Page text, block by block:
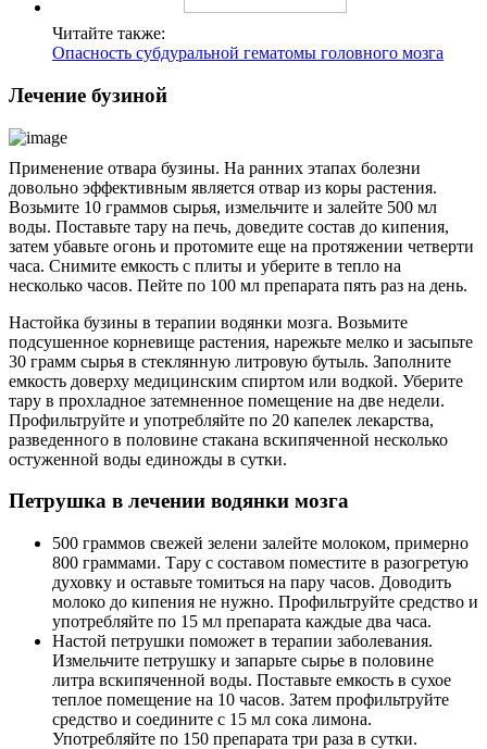
Читайте также:
Опасность субдуральной гематомы головного мозга
Лечение бузиной
Применение отвара бузины. На ранних этапах болезни
довольно эффективным является отвар из коры растения.
Возьмите 10 граммов сырья, измельчите и залейте 500 мл
воды. Поставьте тару на печь, доведите состав до кипения,
затем убавьте огонь и протомите еще на протяжении четверти
часа. Снимите емкость с плиты и уберите в тепло на
несколько часов. Пейте по 100 мл препарата пять раз на день.
Настойка бузины в терапии водянки мозга. Возьмите
подсушенное корневище растения, нарежьте мелко и засыпьте
30 грамм сырья в стеклянную литровую бутыль. Заполните
емкость доверху медицинским спиртом или водкой. Уберите
тару в прохладное затемненное помещение на две недели.
Профильтруйте и употребляйте по 20 капелек лекарства,
разведенного в половине стакана вскипяченной несколько
остуженной воды единожды в сутки.
Петрушка в лечении водянки мозга
500 граммов свежей зелени залейте молоком, примерно
800 граммами. Тару с составом поместите в разогретую
духовку и оставьте томиться на пару часов. Доводить
молоко до кипения не нужно. Профильтруйте средство и
употребляйте по 15 мл препарата каждые два часа.
Настой петрушки поможет в терапии заболевания.
Измельчите петрушку и запарьте сырье в половине
литра вскипяченной воды. Поставьте емкость в сухое
теплое помещение на 10 часов. Затем профильтруйте
средство и соедините с 15 мл сока лимона.
Употребляйте по 150 препарата три раза в сутки.